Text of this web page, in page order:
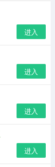
进入
进入
进入
进入